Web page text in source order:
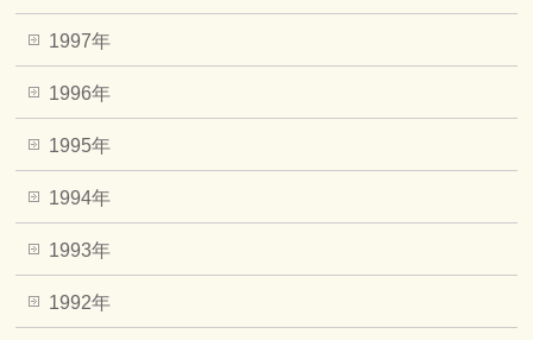
1997年
1996年
1995年
1994年
1993年
1992年